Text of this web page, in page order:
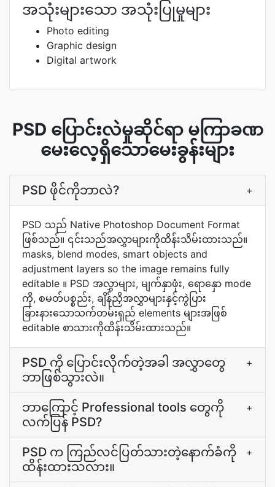
အသုံးများသော အသုံးပြုမှုများ
Photo editing
Graphic design
Digital artwork
PSD ပြောင်းလဲမှုဆိုင်ရာ မကြာခဏ
မေးလေ့ရှိသောမေးခွန်းများ
PSD ဖိုင်ကိုဘာလဲ? +
PSD သည် Native Photoshop Document Format
ဖြစ်သည်။ ၎င်းသည်အလွှာများကိုထိန်းသိမ်းထားသည်။
masks, blend modes, smart objects and
adjustment layers so the image remains fully
editable ။ PSD အလွှာများ, မျက်နှာဖုံး, ရောနှော mode
ကို, စမတ်ပစ္စည်း, ချိန်ညှိအလွှာများနှင့်ကွဲပြား
ခြားနားသောသက်တမ်းရှည် elements များအဖြစ်
editable စာသားကိုထိန်းသိမ်းထားသည်။
PSD ကို ပြောင်းလိုက်တဲ့အခါ အလွှာတွေ
ဘာဖြစ်သွားလဲ။
+
ဘာကြောင့် Professional tools တွေကို
လက်ပြန် PSD?
+
PSD က ကြည်လင်ပြတ်သားတဲ့နောက်ခံကို
ထိန်းထားသလား။
+